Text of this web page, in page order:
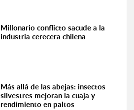
Millonario conflicto sacude a la
industria cerecera chilena
Más allá de las abejas: insectos
silvestres mejoran la cuaja y
rendimiento en paltos